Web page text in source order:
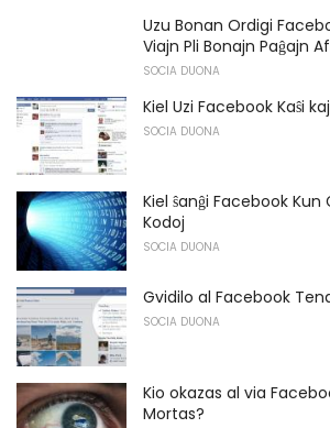
Uzu Bonan Ordigi
Viajn Pli Bonajn Paĝajn
SOCIA DUONA
Kiel Uzi Facebook Kaŝi
SOCIA DUONA
Kiel ŝanĝi Facebook
Kodoj
SOCIA DUONA
Gvidilo al Facebook
SOCIA DUONA
Kio okazas al via
Mortas?